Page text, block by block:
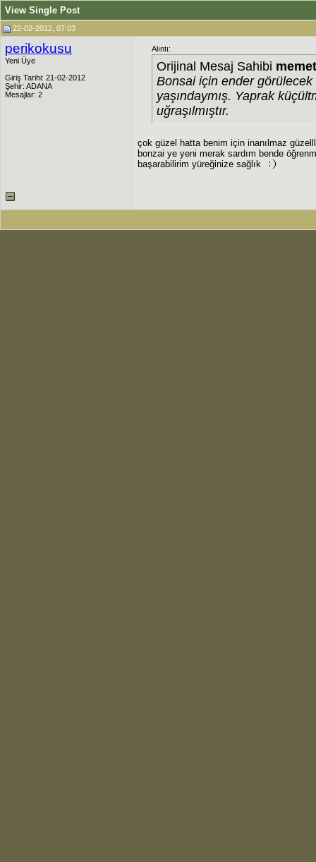
View Single Post
22-02-2012, 07:03
perikokusu
Yeni Üye
Giriş Tarihi: 21-02-2012
Şehir: ADANA
Mesajlar: 2
Alıntı:
Orijinal Mesaj Sahibi memet
Bonsai için ender
yaşındaymış. Yaprak
uğraşılmıştır.
çok güzel hatta benim için inanılmaz güzelll
bonzai ye yeni merak sardım bende
başarabilirim yüreğinize sağlık